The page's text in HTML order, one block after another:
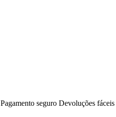
Pagamento seguro Devoluções fáceis